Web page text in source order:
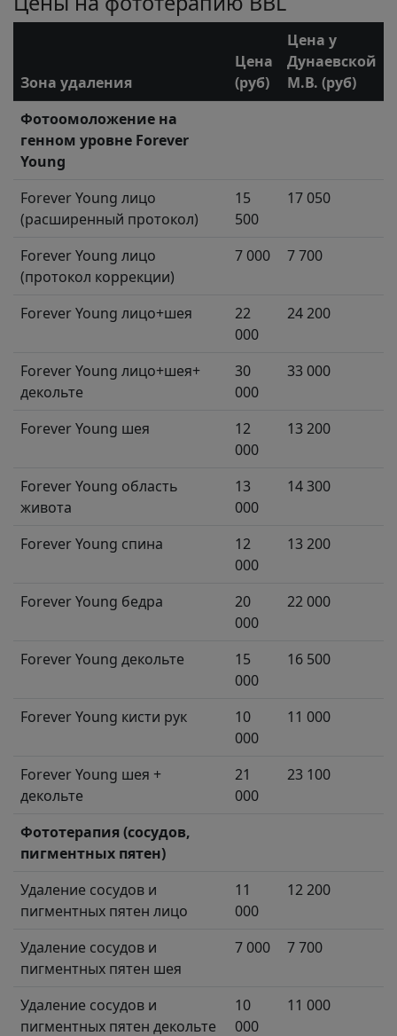
Зона удаления
Цена
(руб)
Цена у
Дунаевской
М.В. (руб)
Фотоомоложение на
генном уровне Forever
Young
Forever Young лицо
(расширенный протокол)
15
500
17 050
Forever Young лицо
(протокол коррекции)
7 000 7 700
Forever Young лицо+шея
22
000
24 200
Forever Young лицо+шея+
декольте
30
000
33 000
Forever Young шея
12
000
13 200
Forever Young область
живота
13
000
14 300
Forever Young спина
12
000
13 200
Forever Young бедра
20
000
22 000
Forever Young декольте
15
000
16 500
Forever Young кисти рук
10
000
11 000
Forever Young шея +
декольте
21
000
23 100
Фототерапия (сосудов,
пигментных пятен)
Удаление сосудов и
пигментных пятен лицо
11
000
12 200
Удаление сосудов и
пигментных пятен шея
7 000 7 700
Удаление сосудов и
пигментных пятен декольте
10
000
11 000